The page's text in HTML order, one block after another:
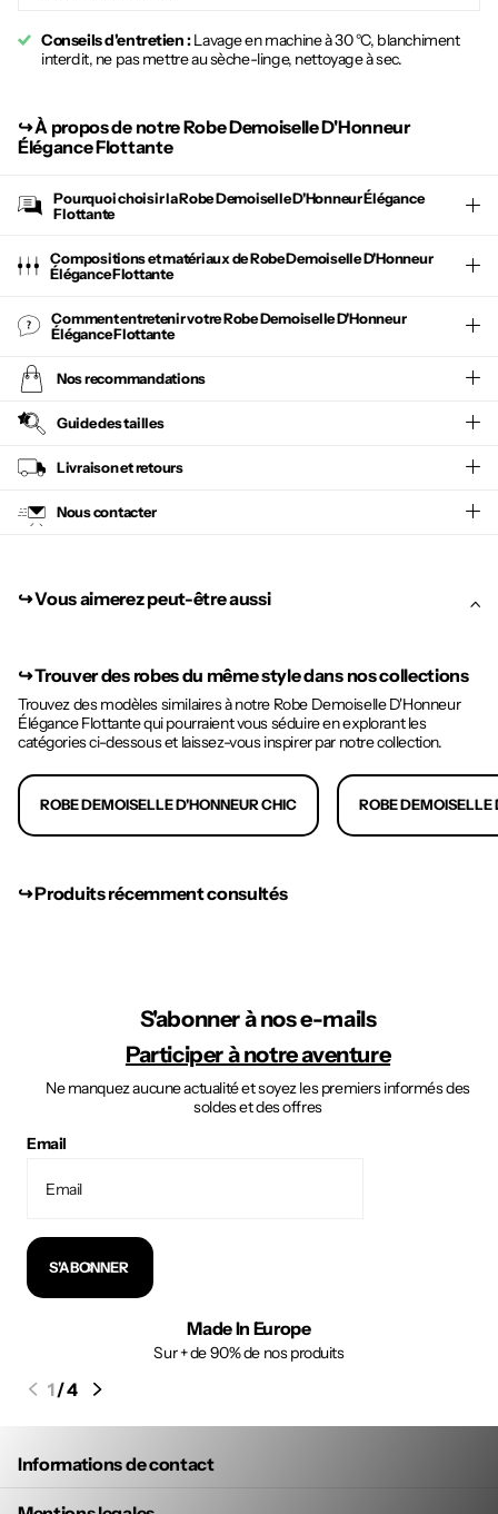
Conseils d'entretien :Lavage en machine à 30 °C, blanchiment
interdit, ne pas mettre au sèche-linge, nettoyage à sec.
↪︎À propos de notre Robe Demoiselle D'Honneur
Élégance Flottante
Pourquoi choisir laRobe Demoiselle D'Honneur Élégance
Flottante
Compositions et matériaux de Robe Demoiselle D'Honneur
Élégance Flottante
Comment entretenir votreRobe Demoiselle D'Honneur
Élégance Flottante
Nos recommandations
Guide des tailles
Livraison et retours
Nous contacter
↪︎ Vous aimerez peut-être aussi
↪︎Trouver des robes du même style dans nos collections
Trouvez des modèles similaires à notre Robe Demoiselle D'Honneur
Élégance Flottante qui pourraient vous séduire en explorant les
catégories ci-dessous et laissez-vous inspirer par notre collection.
ROBE DEMOISELLE D'HONNEUR CHIC ROBE DEMOISELLE
↪︎ Produits récemment consultés
S'abonner à nos e-mails
Participer à notre aventure
Ne manquez aucune actualité et soyez les premiers informés des
soldes et des offres
Email
S'ABONNER
Made In Europe
Sur + de 90% de nos produits
1/4
Informations de contact